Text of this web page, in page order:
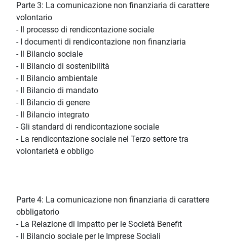
Parte 3: La comunicazione non finanziaria di carattere
volontario
- Il processo di rendicontazione sociale
- I documenti di rendicontazione non finanziaria
- Il Bilancio sociale
- Il Bilancio di sostenibilità
- Il Bilancio ambientale
- Il Bilancio di mandato
- Il Bilancio di genere
- Il Bilancio integrato
- Gli standard di rendicontazione sociale
- La rendicontazione sociale nel Terzo settore tra
volontarietà e obbligo
Parte 4: La comunicazione non finanziaria di carattere
obbligatorio
- La Relazione di impatto per le Società Benefit
- Il Bilancio sociale per le Imprese Sociali